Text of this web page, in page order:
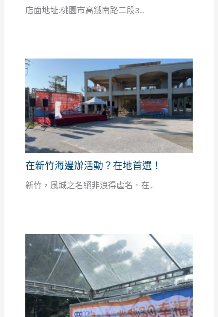
店面地址:桃園市高鐵南路二段3...
在新竹海邊辦活動？在地首選！
新竹，風城之名絕非浪得虛名。在...